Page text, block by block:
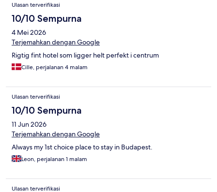
Ulasan terverifikasi
10/10 Sempurna
4 Mei 2026
Terjemahkan dengan Google
Rigtig fint hotel som ligger helt perfekt i centrum
Cille, perjalanan 4 malam
Ulasan terverifikasi
10/10 Sempurna
11 Jun 2026
Terjemahkan dengan Google
Always my 1st choice place to stay in Budapest.
Leon, perjalanan 1 malam
Ulasan terverifikasi